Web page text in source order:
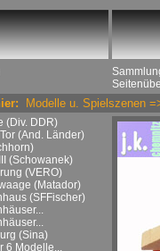
Modelle u. Spielszenen
(Div. DDR)
(And. Länder)
(Schowanek)
(VERO)
(Matador)
(SFFischer)
(Sina)
6 Modelle...